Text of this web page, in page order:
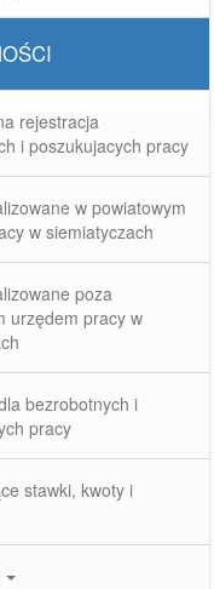
rejestracja
i poszukujacych pracy
w powiatowym
w siemiatyczach
poza
urzędem pracy w
bezrobotnych i
pracy
stawki, kwoty i